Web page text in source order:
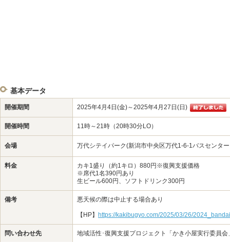
基本データ
開催期間 2025年4月4日(金)～2025年4月27日(日)
開催時間 11時～21時（20時30分LO）
会場 万代シテイパーク(新潟市中央区万代1-6-1バスセンタ
料金
カキ1盛り（約1キロ）880円※復興支援価格
※席代1名390円あり
生ビール600円、ソフトドリンク300円
備考 悪天候の際は中止する場合あり
【HP】 https://kakibugyo.com/2025/03/26/
問い合わせ先 地域活性･復興支援プロジェクト「かき小屋実行委員